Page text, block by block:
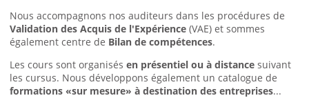
Nous accompagnons nos auditeurs dans les procédures de
Validation des Acquis de l'Expérience (VAE) et sommes
également centre de Bilan de compétences.
Les cours sont organisés en présentiel ou à distance suivant
les cursus. Nous développons également un catalogue de
formations «sur mesure» à destination des entreprises...